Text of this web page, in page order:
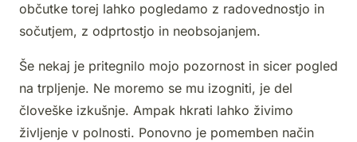
občutke torej lahko pogledamo z radovednostjo in
sočutjem, z odprtostjo in neobsojanjem.
Še nekaj je pritegnilo mojo pozornost in sicer pogled
na trpljenje. Ne moremo se mu izogniti, je del
človeške izkušnje. Ampak hkrati lahko živimo
življenje v polnosti. Ponovno je pomemben način